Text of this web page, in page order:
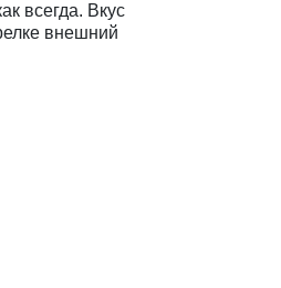
всегда. Вкус
внешний